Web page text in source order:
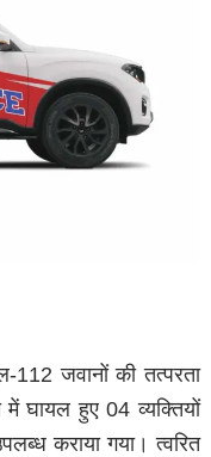
112 जवानों की तत्परता
घायल हुए 04 व्यक्तियों
कराया गया। त्वरित